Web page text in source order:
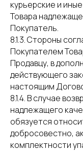
курьерские и
Товара
Покупатель.
8.1.3. Стороны
Покупателем
Продавцу, в
действующего
настоящим
8.1.4. В случае
надлежащего
обязуется
добросовестно,
комплектности